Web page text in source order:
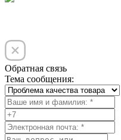
Обратная связь
Тема сообщения: